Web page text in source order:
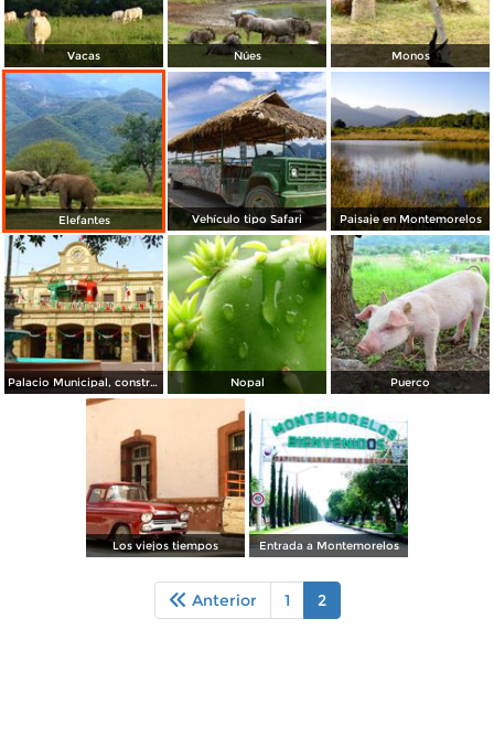
Vacas Ñúes Monos
Elefantes Vehículo tipo Safari Paisaje en Montemorelos
Palacio Municipal, construido en 1907 Nopal Puerco
Los viejos tiempos Entrada a Montemorelos
Anterior 1 2